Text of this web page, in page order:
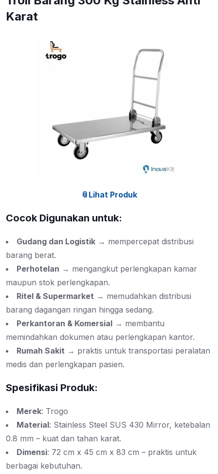
Karat
📎Lihat Produk
Cocok Digunakan untuk:
Gudang dan Logistik → mempercepat distribusi
barang berat.
Perhotelan → mengangkut perlengkapan kamar
maupun stok perlengkapan.
Ritel & Supermarket → memudahkan distribusi
barang dagangan ringan hingga sedang.
Perkantoran & Komersial → membantu
memindahkan dokumen atau perlengkapan kantor.
Rumah Sakit → praktis untuk transportasi peralatan
medis dan perlengkapan pasien.
Spesifikasi Produk:
Merek: Trogo
Material: Stainless Steel SUS 430 Mirror, ketebalan
0.8 mm – kuat dan tahan karat.
Dimensi: 72 cm x 45 cm x 83 cm – praktis untuk
berbagai kebutuhan.